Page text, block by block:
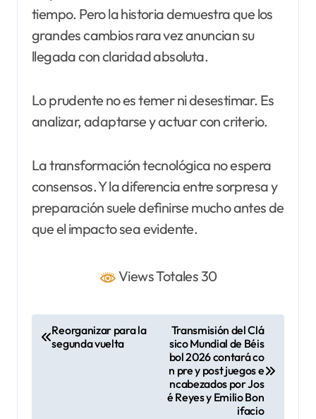
tiempo. Pero la historia demuestra que los
grandes cambios rara vez anuncian su
llegada con claridad absoluta.
Lo prudente no es temer ni desestimar. Es
analizar, adaptarse y actuar con criterio.
La transformación tecnológica no espera
consensos. Y la diferencia entre sorpresa y
preparación suele definirse mucho antes de
que el impacto sea evidente.
Views Totales 30
Reorganizar para la
segunda vuelta
Transmisión del Clá
sico Mundial de Béis
bol 2026 contará co
n pre y post juegos e
ncabezados por Jos
é Reyes y Emilio Bon
ifacio